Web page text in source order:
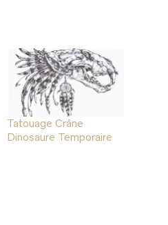
Tatouage Crâne
Dinosaure Temporaire